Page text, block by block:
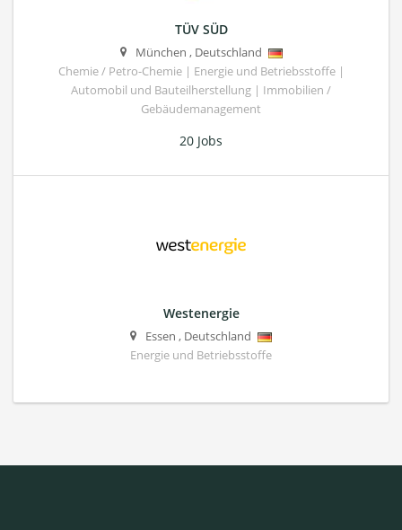
TÜV SÜD
München , Deutschland
Chemie / Petro-Chemie | Energie und Betriebsstoffe |
Automobil und Bauteilherstellung | Immobilien /
Gebäudemanagement
20 Jobs
Westenergie
Essen , Deutschland
Energie und Betriebsstoffe